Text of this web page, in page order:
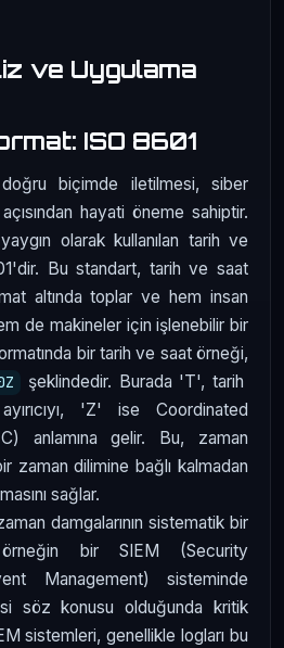
ve Uygulama
ISO 8601
doğru biçimde iletilmesi, siber
hayati öneme sahiptir.
olarak kullanılan tarih ve
Bu standart, tarih ve saat
altında toplar ve hem insan
de makineler için işlenebilir bir
bir tarih ve saat örneği,
şeklindedir. Burada 'T', tarih
'Z' ise Coordinated
anlamına gelir. Bu, zaman
zaman dilimine bağlı kalmadan
sağlar.
damgalarının sistematik bir
bir SIEM (Security
Management) sisteminde
söz konusu olduğunda kritik
sistemleri, genellikle logları bu